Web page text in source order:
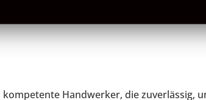
kompetente Handwerker, die zuverlässig,